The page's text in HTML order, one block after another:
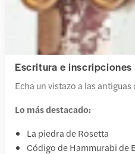
Escritura e inscripciones
Echa un vistazo a las
Lo más destacado:
La piedra de Rosetta
Código de Hammurabi de